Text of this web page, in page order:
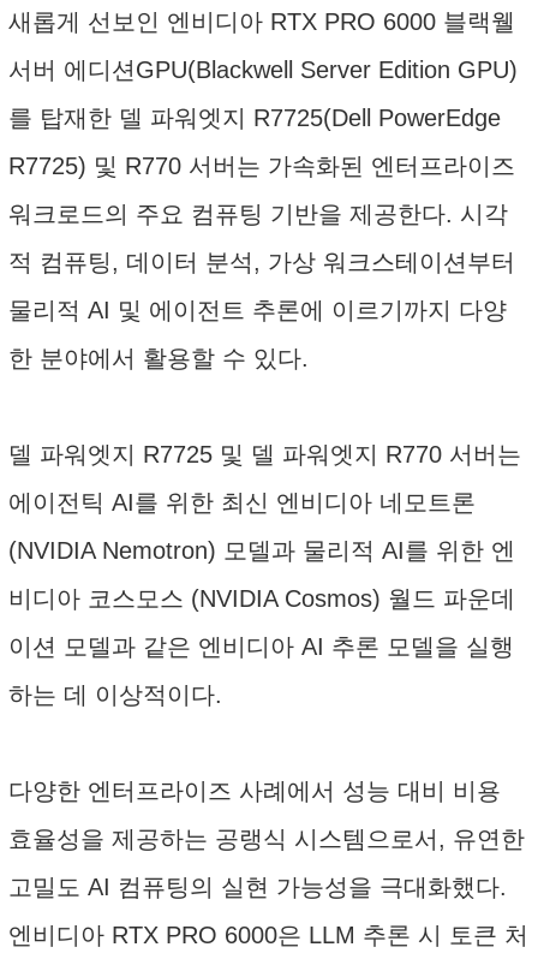
새롭게 선보인 엔비디아 RTX PRO 6000 블랙웰
서버 에디션GPU(Blackwell Server Edition GPU)
를 탑재한 델 파워엣지 R7725(Dell PowerEdge
R7725) 및 R770 서버는 가속화된 엔터프라이즈
워크로드의 주요 컴퓨팅 기반을 제공한다. 시각
적 컴퓨팅, 데이터 분석, 가상 워크스테이션부터
물리적 AI 및 에이전트 추론에 이르기까지 다양
한 분야에서 활용할 수 있다.
델 파워엣지 R7725 및 델 파워엣지 R770 서버는
에이전틱 AI를 위한 최신 엔비디아 네모트론
(NVIDIA Nemotron) 모델과 물리적 AI를 위한 엔
비디아 코스모스 (NVIDIA Cosmos) 월드 파운데
이션 모델과 같은 엔비디아 AI 추론 모델을 실행
하는 데 이상적이다.
다양한 엔터프라이즈 사례에서 성능 대비 비용
효율성을 제공하는 공랭식 시스템으로서, 유연한
고밀도 AI 컴퓨팅의 실현 가능성을 극대화했다.
엔비디아 RTX PRO 6000은 LLM 추론 시 토큰 처